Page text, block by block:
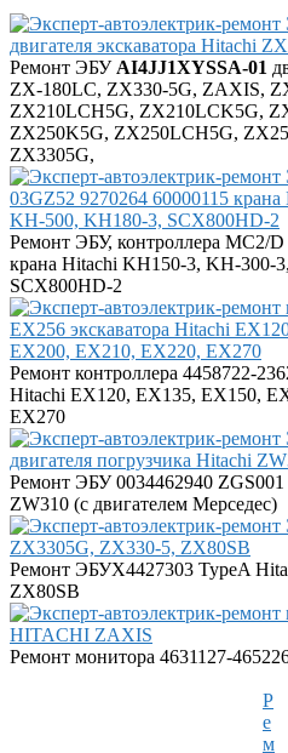
Ремонт ЭБУ AI4JJ1XYSSA-01
ZX-180LC, ZX330-5G, ZAXIS,
ZX210LCH5G, ZX210LCK5G,
ZX250K5G, ZX250LCH5G,
ZX3305G,
Ремонт ЭБУ, контроллера MC2/
крана Hitachi KH150-3, KH-300-
SCX800HD-2
Ремонт контроллера 4458722-
Hitachi EX120, EX135, EX150,
EX270
Ремонт ЭБУ 0034462940 ZGS001
ZW310 (с двигателем Мерседес)
Ремонт ЭБУX4427303 TypeA
ZX80SB
Ремонт монитора 4631127-
Р
е
м